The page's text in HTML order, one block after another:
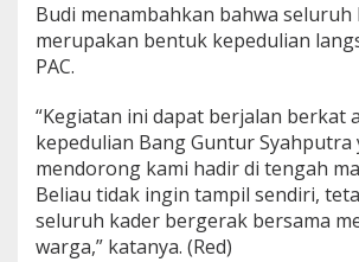
Budi menambahkan bahwa seluruh
merupakan bentuk kepedulian
PAC.
“Kegiatan ini dapat berjalan berkat
kepedulian Bang Guntur Syahputra
mendorong kami hadir di tengah
Beliau tidak ingin tampil sendiri,
seluruh kader bergerak bersama
warga,” katanya. (Red)